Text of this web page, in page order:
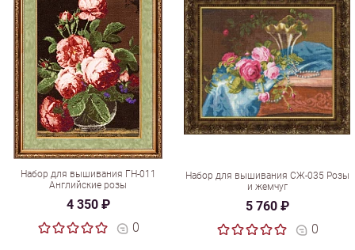
Набор для вышивания ГН-011
Английские розы
4 350 ₽
0
Набор для вышивания СЖ-035 Розы
и жемчуг
5 760 ₽
0